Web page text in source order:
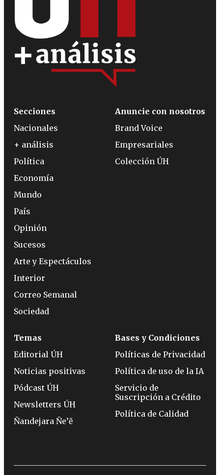
Secciones
Nacionales
+ análisis
Política
Economía
Mundo
País
Opinión
Sucesos
Arte y Espectáculos
Interior
Correo Semanal
Sociedad
Anuncie con nosotros
Brand Voice
Empresariales
Colección ÚH
Temas
Editorial ÚH
Noticias positivas
Pódcast ÚH
Newsletters ÚH
Ñandejara Ñe’ẽ
Bases y Condiciones
Políticas de Privacidad
Política de uso de la IA
Servicio de
Suscripción a Crédito
Política de Calidad